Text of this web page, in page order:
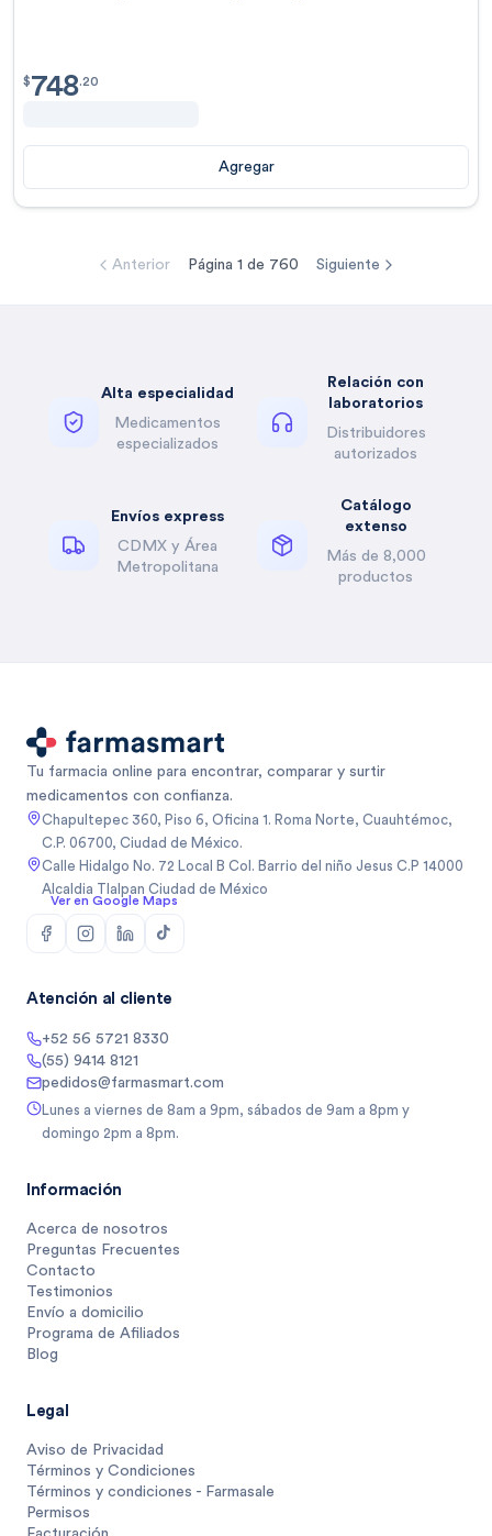
$748.20
$748.20
Agregar
Anterior Página 1 de 760 Siguiente
Alta especialidad
Medicamentos
especializados
Relación con
laboratorios
Distribuidores
autorizados
Envíos express
CDMX y Área
Metropolitana
Catálogo
extenso
Más de 8,000
productos
Tu farmacia online para encontrar, comparar y surtir
medicamentos con confianza.
Chapultepec 360, Piso 6, Oficina 1. Roma Norte, Cuauhtémoc,
C.P. 06700, Ciudad de México.
Calle Hidalgo No. 72 Local B Col. Barrio del niño Jesus C.P 14000
Alcaldia Tlalpan Ciudad de México
Ver en Google Maps
Atención al cliente
+52 56 5721 8330
(55) 9414 8121
pedidos@farmasmart.com
Lunes a viernes de 8am a 9pm, sábados de 9am a 8pm y
domingo 2pm a 8pm.
Información
Acerca de nosotros
Preguntas Frecuentes
Contacto
Testimonios
Envío a domicilio
Programa de Afiliados
Blog
Legal
Aviso de Privacidad
Términos y Condiciones
Términos y condiciones - Farmasale
Permisos